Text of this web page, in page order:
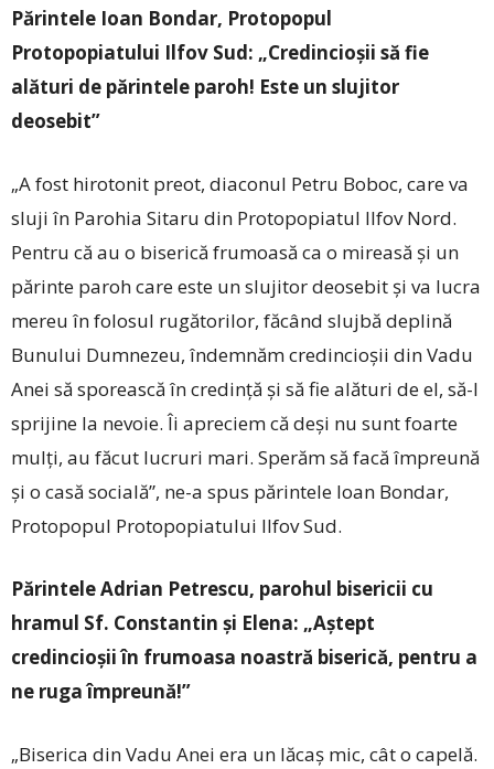
Părintele Ioan Bondar, Protopopul
Protopopiatului Ilfov Sud: „Credincioșii să fie
alături de părintele paroh! Este un slujitor
deosebit”
„A fost hirotonit preot, diaconul Petru Boboc, care va
sluji în Parohia Sitaru din Protopopiatul Ilfov Nord.
Pentru că au o biserică frumoasă ca o mireasă și un
părinte paroh care este un slujitor deosebit și va lucra
mereu în folosul rugătorilor, făcând slujbă deplină
Bunului Dumnezeu, îndemnăm credincioșii din Vadu
Anei să sporească în credință și să fie alături de el, să-l
sprijine la nevoie. Îi apreciem că deși nu sunt foarte
mulți, au făcut lucruri mari. Sperăm să facă împreună
și o casă socială”, ne-a spus părintele Ioan Bondar,
Protopopul Protopopiatului Ilfov Sud.
Părintele Adrian Petrescu, parohul bisericii cu
hramul Sf. Constantin şi Elena: „Aștept
credincioșii în frumoasa noastră biserică, pentru a
ne ruga împreună!”
„Biserica din Vadu Anei era un lăcaș mic, cât o capelă.